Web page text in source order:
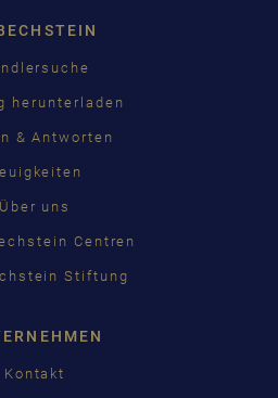
herunterladen
& Antworten
Über uns
Centren
Stiftung
Kontakt